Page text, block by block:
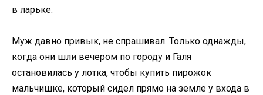
в ларьке.
Муж давно привык, не спрашивал. Только однажды,
когда они шли вечером по городу и Галя
остановилась у лотка, чтобы купить пирожок
мальчишке, который сидел прямо на земле у входа в